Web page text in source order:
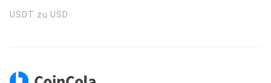
USDT zu USD